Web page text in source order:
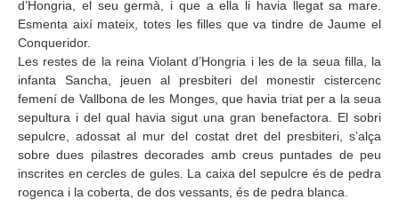
d’Hongria, el seu germà, i que a ella li havia llegat sa mare.
Esmenta així mateix, totes les filles que va tindre de Jaume el
Conqueridor.
Les restes de la reina Violant d’Hongria i les de la seua filla, la
infanta Sancha, jeuen al presbiteri del monestir cistercenc
femení de Vallbona de les Monges, que havia triat per a la seua
sepultura i del qual havia sigut una gran benefactora. El sobri
sepulcre, adossat al mur del costat dret del presbiteri, s’alça
sobre dues pilastres decorades amb creus puntades de peu
inscrites en cercles de gules. La caixa del sepulcre és de pedra
rogenca i la coberta, de dos vessants, és de pedra blanca.